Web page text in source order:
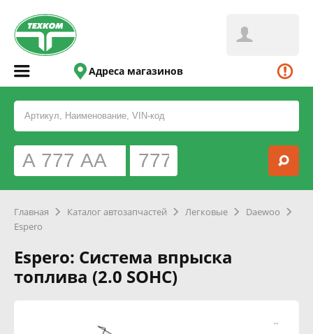
Адреса магазинов
Главная Каталог автозапчастей Легковые
Daewoo
Espero
Espero: Система впрыска
топлива (2.0 SOHC)